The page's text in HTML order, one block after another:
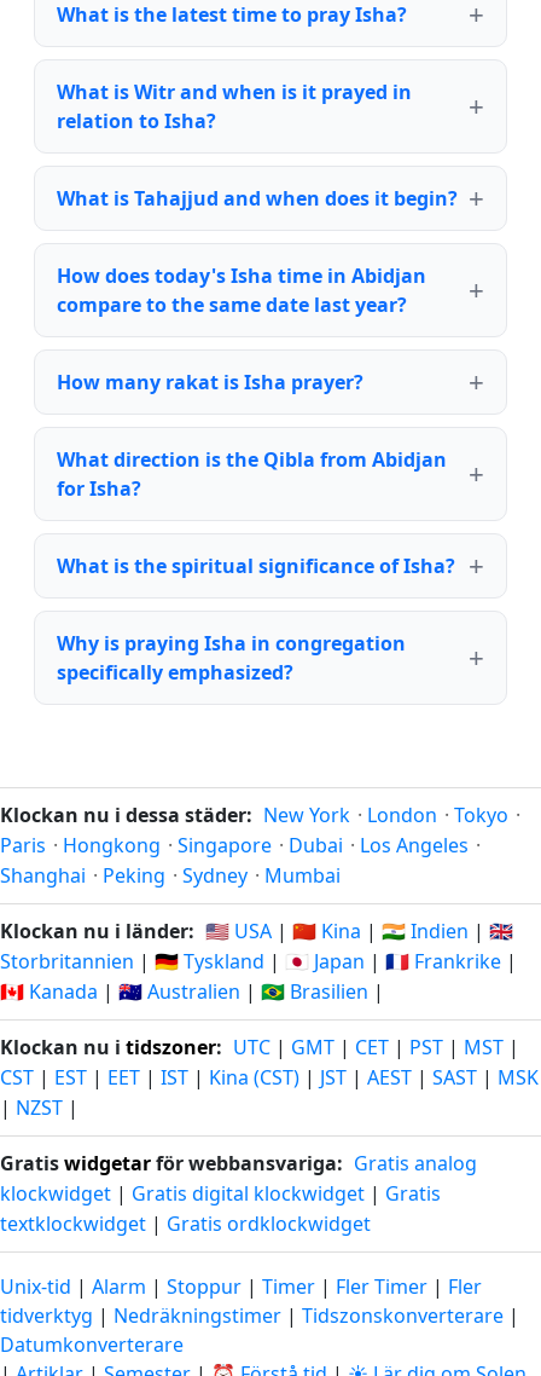
What is the latest time to pray Isha?
What is Witr and when is it prayed in
relation to Isha?
What is Tahajjud and when does it begin?
How does today's Isha time in Abidjan
compare to the same date last year?
How many rakat is Isha prayer?
What direction is the Qibla from Abidjan
for Isha?
What is the spiritual significance of Isha?
Why is praying Isha in congregation
specifically emphasized?
Klockan nu i dessa städer: New York · London · Tokyo ·
Paris · Hongkong · Singapore · Dubai · Los Angeles ·
Shanghai · Peking · Sydney · Mumbai
Klockan nu i länder: 🇺🇸 USA | 🇨🇳 Kina | 🇮🇳 Indien | 🇬🇧
Storbritannien | 🇩🇪 Tyskland | 🇯🇵 Japan | 🇫🇷 Frankrike |
🇨🇦 Kanada | 🇦🇺 Australien | 🇧🇷 Brasilien |
Klockan nu i tidszoner: UTC | GMT | CET | PST | MST |
CST | EST | EET | IST | Kina (CST) | JST | AEST | SAST | MSK
| NZST |
Gratiswidgetarför webbansvariga: Gratis analog
klockwidget | Gratis digital klockwidget | Gratis
textklockwidget | Gratis ordklockwidget
Unix-tid | Alarm | Stoppur | Timer | Fler Timer | Fler
tidverktyg | Nedräkningstimer | Tidszonskonverterare |
Datumkonverterare